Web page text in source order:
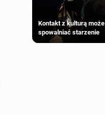
Kontakt z kulturą może
spowalniać starzenie